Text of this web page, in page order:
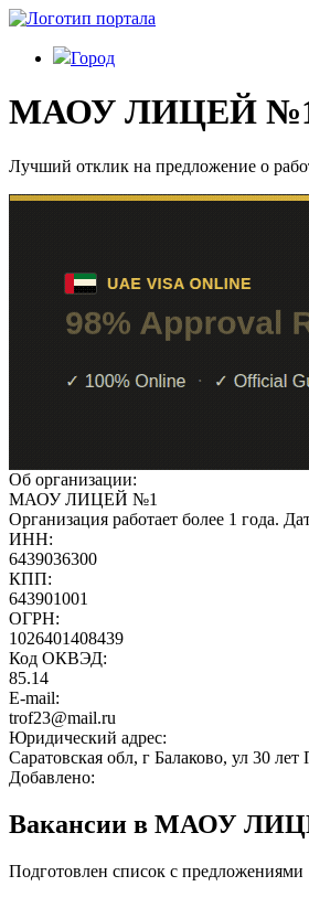
Город
МАОУ ЛИЦЕЙ
Лучший отклик на предложение о
Об организации:
МАОУ ЛИЦЕЙ №1
Организация работает более 1 года.
ИНН:
6439036300
КПП:
643901001
ОГРН:
1026401408439
Код ОКВЭД:
85.14
E-mail:
trof23@mail.ru
Юридический адрес:
Саратовская обл, г Балаково, ул 30
Добавлено:
Вакансии в МАОУ
Подготовлен список с предложениями